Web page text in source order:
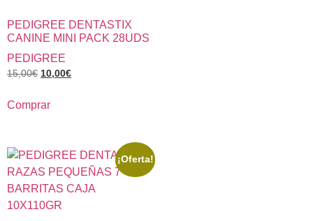
PEDIGREE DENTASTIX
CANINE MINI PACK 28UDS
PEDIGREE
15,00€ 10,00€
Comprar
¡Oferta!